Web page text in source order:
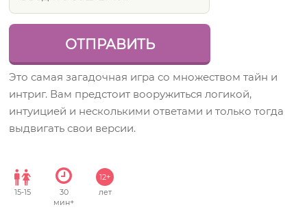
Это самая загадочная игра со множеством тайн и
интриг. Вам предстоит вооружиться логикой,
интуицией и несколькими ответами и только тогда
выдвигать свои версии.
15-15
30
мин+
12+
лет